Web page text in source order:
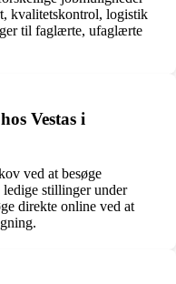
kvalitetskontrol, logistik
til faglærte, ufaglærte
Vestas i
ved at besøge
ledige stillinger under
direkte online ved at